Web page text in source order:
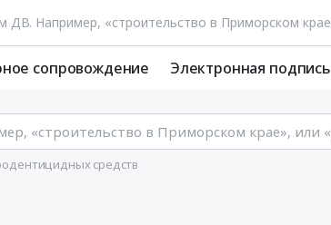
сопровождение Электронная подпись
средств